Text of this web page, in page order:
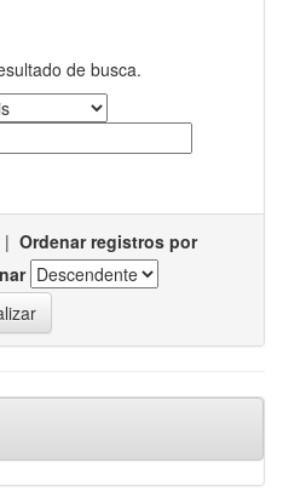
de busca.
| Ordenar registros por